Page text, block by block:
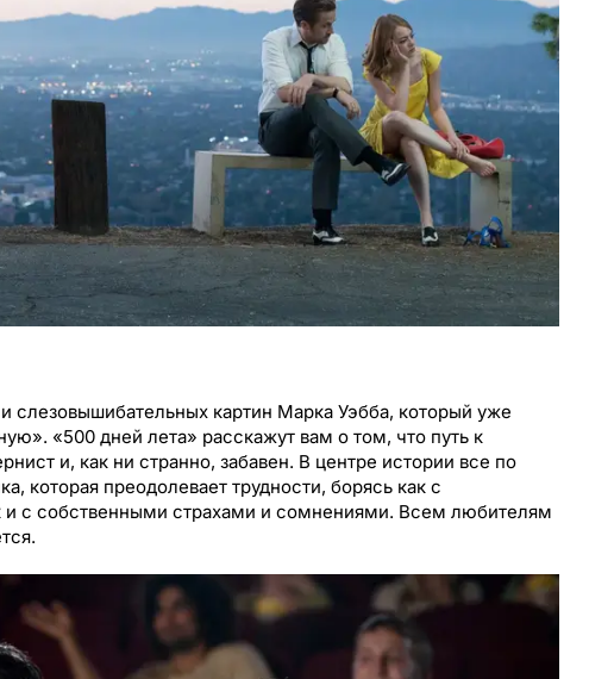
слезовышибательных картин Марка Уэбба, который уже
«500 дней лета» расскажут вам о том, что путь к
и, как ни странно, забавен. В центре истории все по
которая преодолевает трудности, борясь как с
и с собственными страхами и сомнениями. Всем любителям